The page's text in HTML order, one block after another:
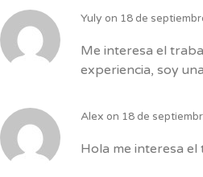
Yuly on 18 de
Me interesa el
experiencia, soy
Alex on 18 de
Hola me interesa el